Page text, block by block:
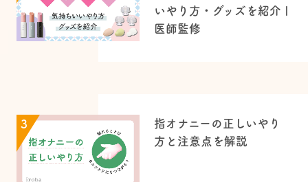
いやり方・グッズを紹介 |
医師監修
3
指オナニーの正しいやり
方と注意点を解説